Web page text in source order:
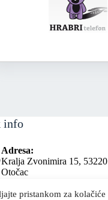
pristankom za kolačiće
info
Adresa:
Kralja Zvonimira 15, 53220
Otočac
053 771-019